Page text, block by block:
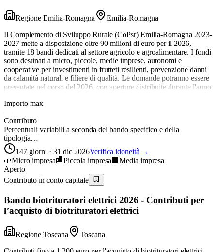
Regione Emilia-Romagna
Emilia-Romagna
Il Complemento di Sviluppo Rurale (CoPsr) Emilia-Romagna 2023-
2027 mette a disposizione oltre 90 milioni di euro per il 2026,
tramite 18 bandi dedicati al settore agricolo e agroalimentare. I fondi
sono destinati a micro, piccole, medie imprese, autonomi e
cooperative per investimenti in frutteti resilienti, prevenzione danni
da calamità naturali e filiere di qualità. Le domande potranno essere
presentate nel corso del 2026, con aperture distribuite durante l'anno.
Importo max
—
Contributo
Percentuali variabili a seconda del bando specifico e della
tipologia…
147 giorni · 31 dic 2026Verifica idoneità →
🌱Micro impresa🏬Piccola impresa 🏢 Media impresa
Aperto
Contributo in conto capitale
Bando biotrituratori elettrici 2026 - Contributi per
l’acquisto di biotrituratori elettrici
Regione Toscana
Toscana